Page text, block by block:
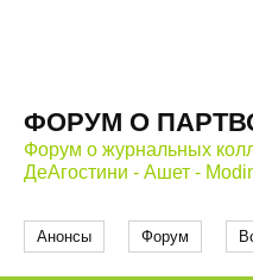
ФОРУМ О
Форум о журнальных
ДеАгостини - Ашет -
Анонсы Форум